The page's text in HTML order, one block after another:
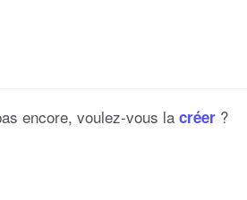
encore, voulez-vous la créer ?